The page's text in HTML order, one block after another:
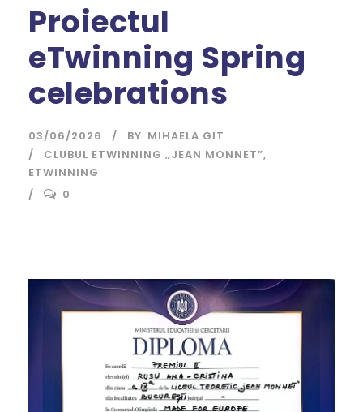
Proiectul
eTwinning Spring
celebrations
03/06/2026 BY MIHAELA GIT
CLUBUL ETWINNING „JEAN MONNET”,
ETWINNING
0